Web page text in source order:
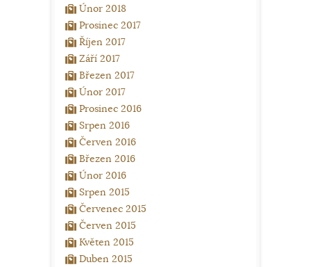
Únor 2018
Prosinec 2017
Říjen 2017
Září 2017
Březen 2017
Únor 2017
Prosinec 2016
Srpen 2016
Červen 2016
Březen 2016
Únor 2016
Srpen 2015
Červenec 2015
Červen 2015
Květen 2015
Duben 2015